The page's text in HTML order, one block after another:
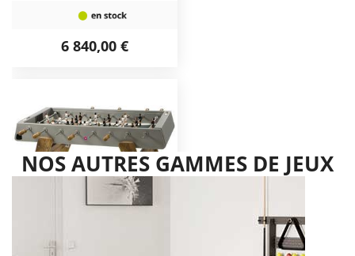
6 840,00 €
NOS AUTRES GAMMES DE JEUX